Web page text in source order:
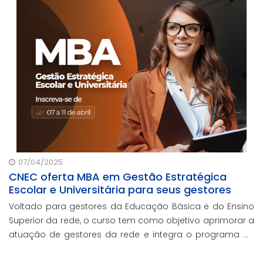
07/04/2025
CNEC oferta MBA em Gestão Estratégica
Escolar e Universitária para seus gestores
Voltado para gestores da Educação Básica e do Ensino
Superior da rede, o curso tem como objetivo aprimorar a
atuação de gestores da rede e integra o programa de